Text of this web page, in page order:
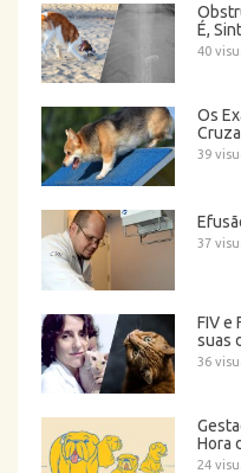
É,
40
Os
39
37
FIV e
suas
36
Hora
24